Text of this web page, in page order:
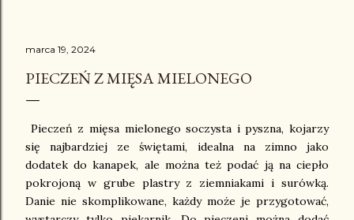
marca 19, 2024
PIECZEŃ Z MIĘSA MIELONEGO
Pieczeń z mięsa mielonego soczysta i pyszna, kojarzy
się najbardziej ze świętami, idealna na zimno jako
dodatek do kanapek, ale można też podać ją na ciepło
pokrojoną w grube plastry z ziemniakami i surówką.
Danie nie skomplikowane, każdy może je przygotować,